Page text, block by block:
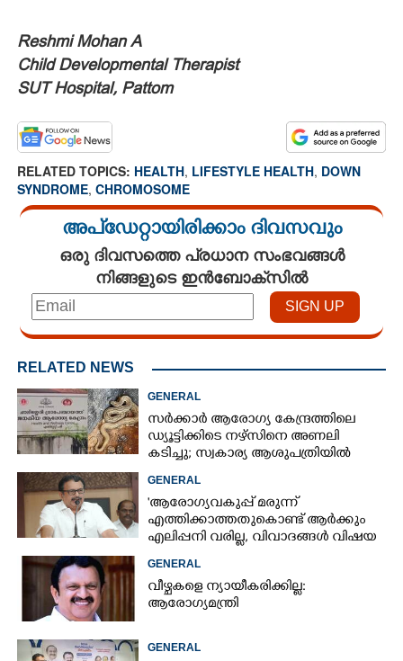
Reshmi Mohan A
Child Developmental Therapist
SUT Hospital, Pattom
RELATED TOPICS: HEALTH, LIFESTYLE HEALTH, DOWN
SYNDROME, CHROMOSOME
അപ്ഡേറ്റായിരിക്കാം ദിവസവും
ഒരു ദിവസത്തെ പ്രധാന സംഭവങ്ങൾ
നിങ്ങളുടെ ഇൻബോക്സിൽ
RELATED NEWS
GENERAL
സർക്കാർ ആരോഗ്യ കേന്ദ്രത്തിലെ
ഡ്യൂട്ടിക്കിടെ നഴ്സിനെ അണലി
കടിച്ചു; സ്വകാര്യ ആശുപത്രിയിൽ
GENERAL
'ആരോഗ്യവകുപ്പ് മരുന്ന്
എത്തിക്കാത്തതുകൊണ്ട് ആർക്കും
എലിപ്പനി വരില്ല, വിവാദങ്ങൾ വിഷയ
GENERAL
വീഴ്ചകളെ ന്യായീകരിക്കില്ല:
ആരോഗ്യമന്ത്രി
GENERAL